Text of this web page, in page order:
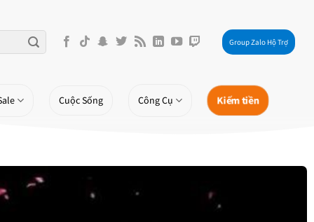
Group Zalo Hộ Trợ
Cuộc Sống Công Cụ Kiếm tiền